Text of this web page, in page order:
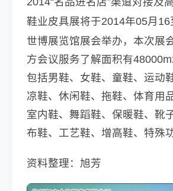
鞋业皮具展将于2014年05月16
世博展览馆展会举办，本次展
方会议服务了解面积有
包括男鞋、女鞋、童鞋、运动
凉鞋、休闲鞋、拖鞋、体育用
室内鞋、舞蹈鞋、保暖鞋、靴
布鞋、工艺鞋、增高鞋、特殊
资料整理：旭芳